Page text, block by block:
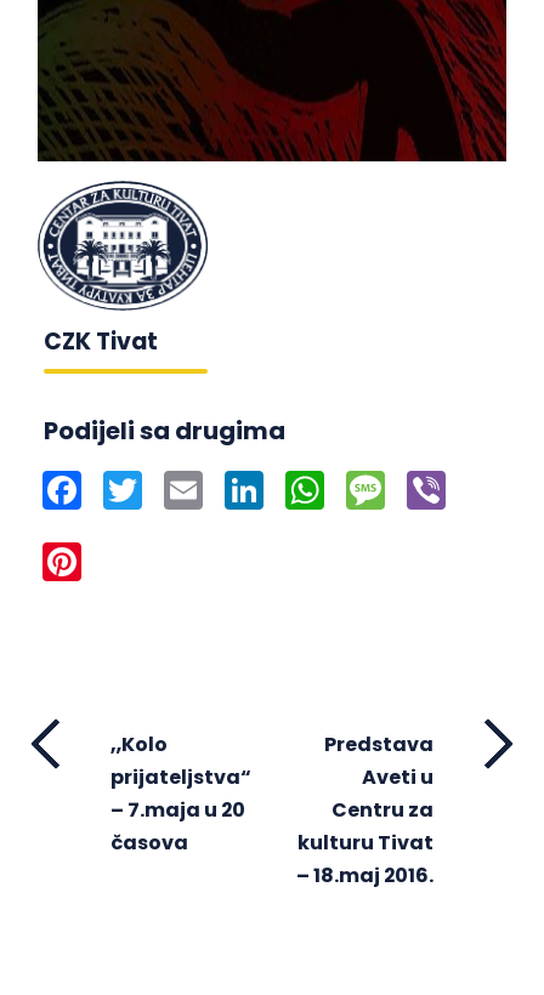
CZK Tivat
Podijeli sa drugima
Facebook
Twitter Email LinkedInWhatsApp
Message
„Kolo
prijateljstva“
– 7.maja u 20
časova
Predstava
Aveti u
Centru za
kulturu Tivat
– 18.maj 2016.